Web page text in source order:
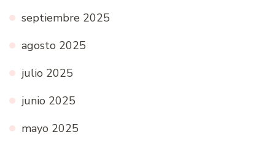
septiembre 2025
agosto 2025
julio 2025
junio 2025
mayo 2025